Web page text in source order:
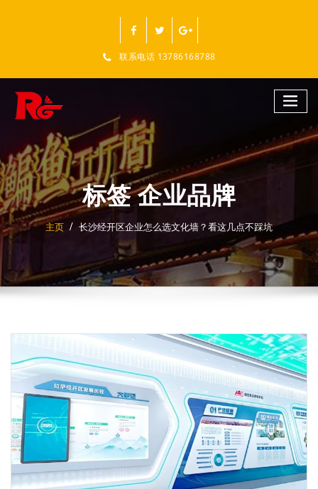
联系电话 13786168788
标签 企业品牌
主页 长沙经开区企业怎么选文化墙？看这几点不踩坑